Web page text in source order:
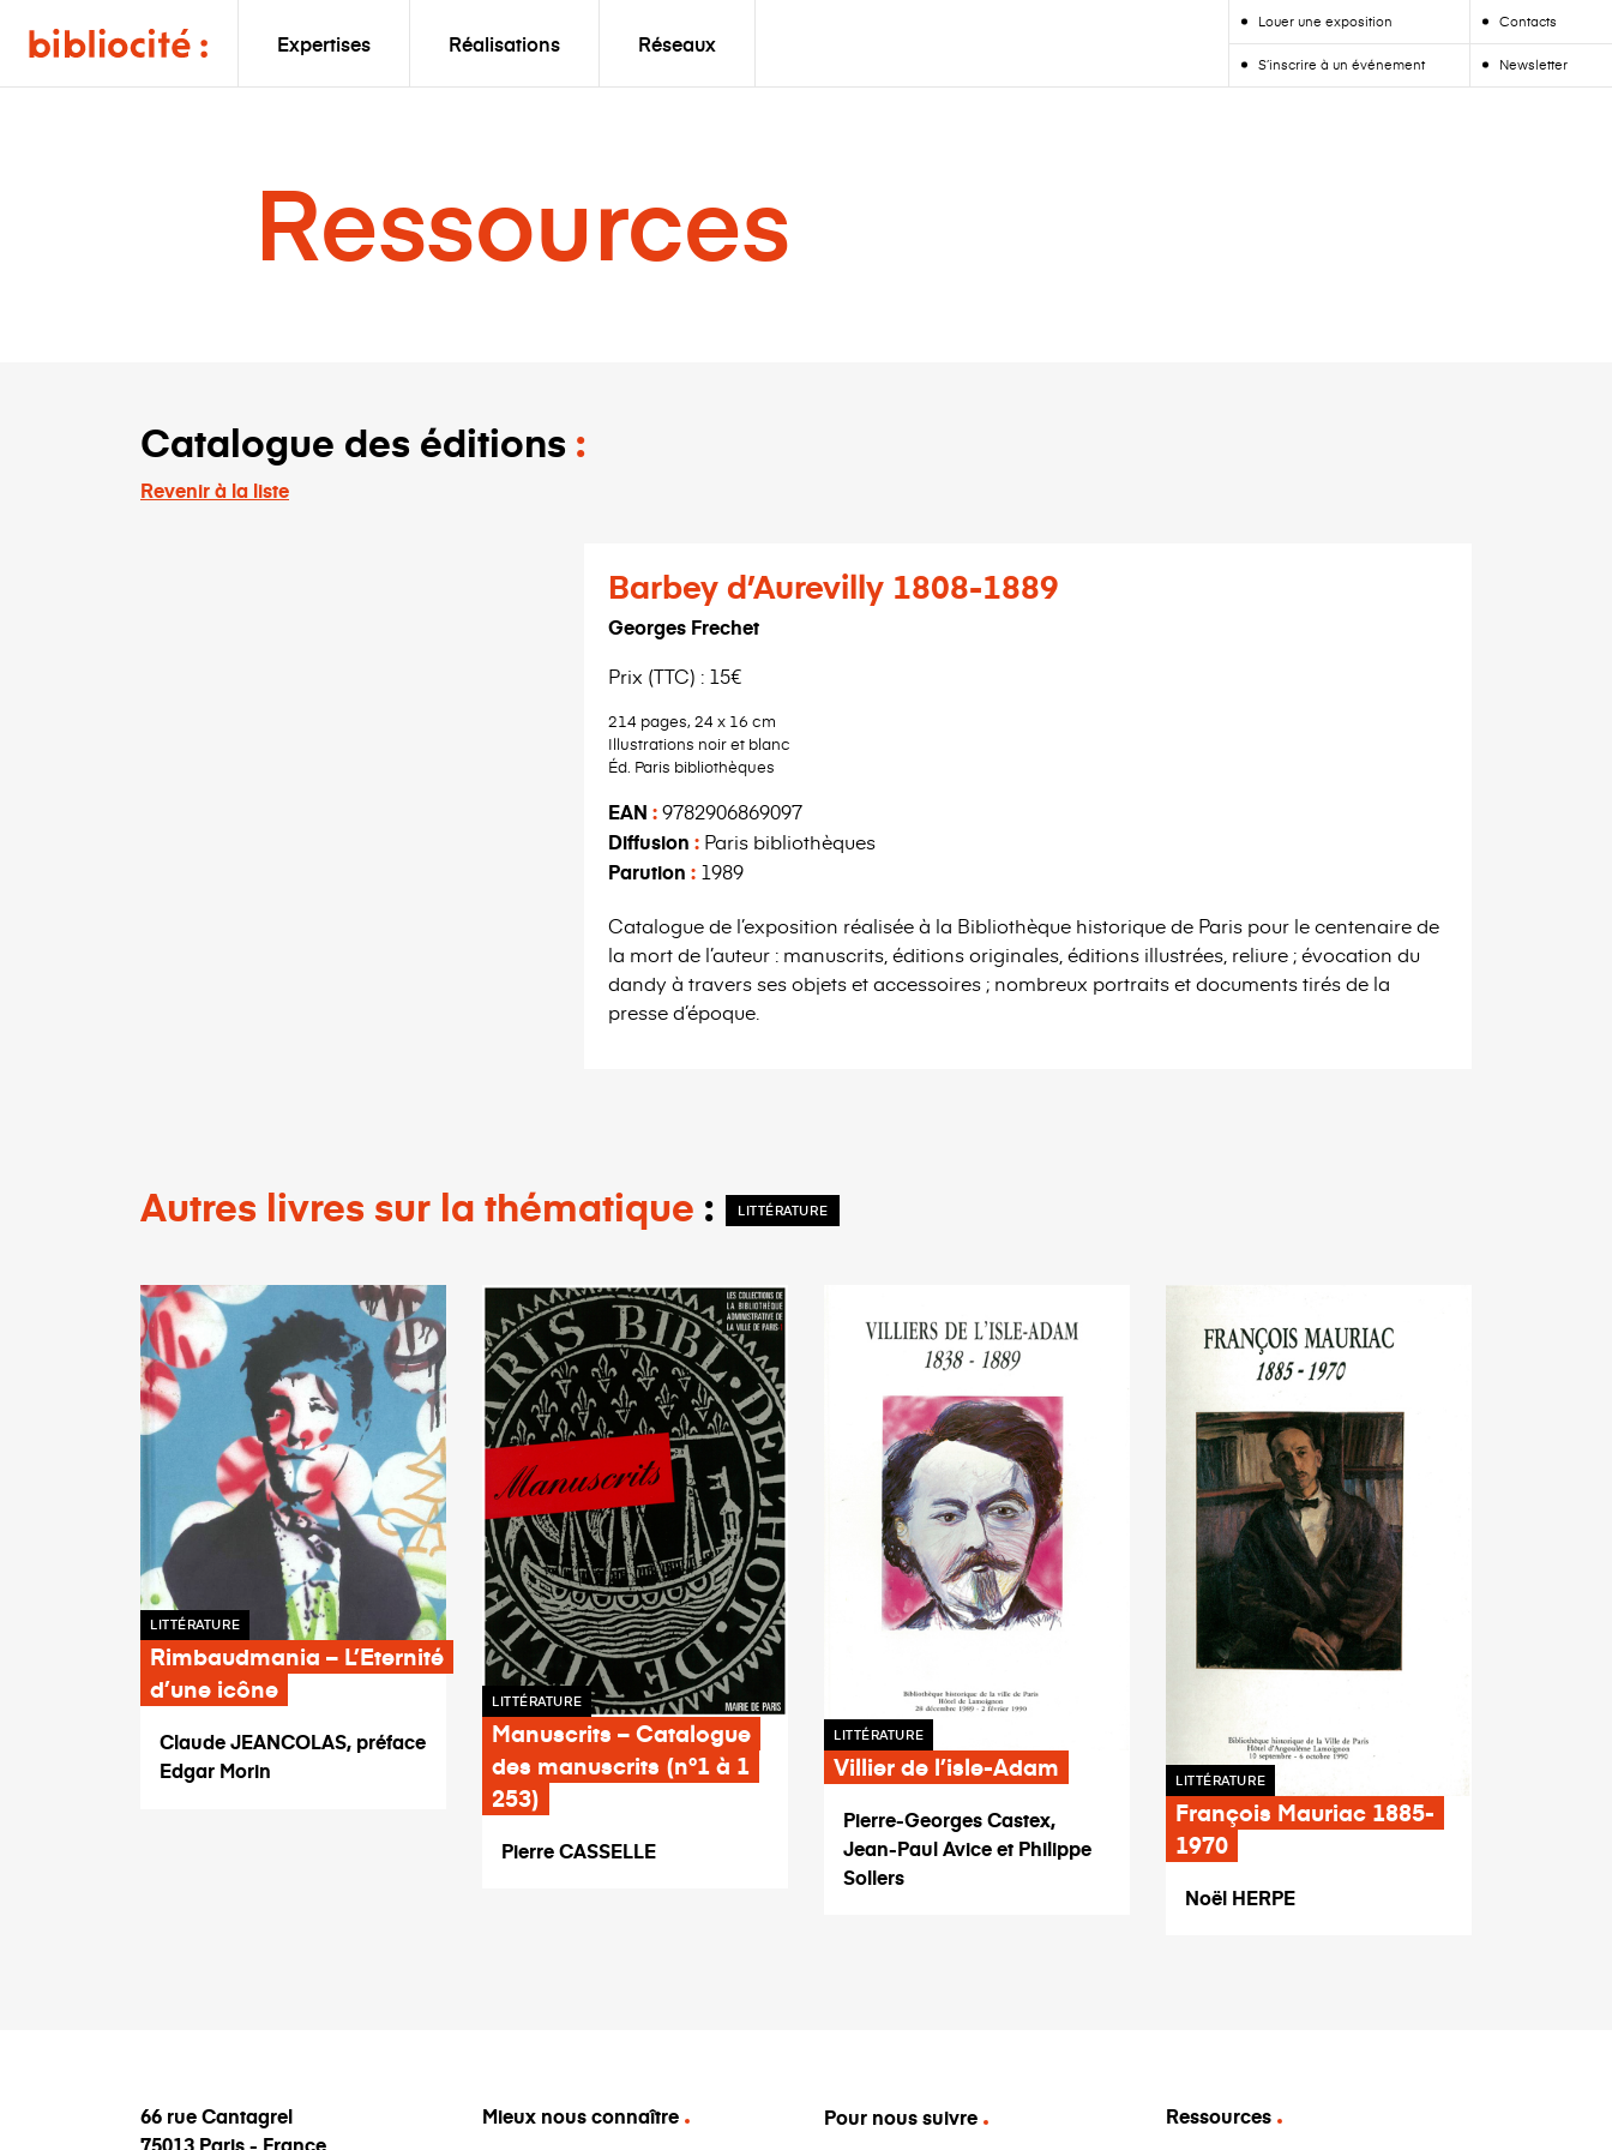
Expertises Réalisations Réseaux
Louer une exposition
S’inscrire à un événement
Contacts
Newsletter
Ressources
Catalogue des éditions
Revenir à la liste
Barbey d’Aurevilly 1808-1889
Georges Frechet
Prix (TTC) : 15€
214 pages, 24 x 16 cm
Illustrations noir et blanc
Éd. Paris bibliothèques
EAN :9782906869097
Diffusion : Paris bibliothèques
Parution : 1989
Catalogue de l’exposition réalisée à la Bibliothèque historique de Paris pour le centenaire de
la mort de l’auteur : manuscrits, éditions originales, éditions illustrées, reliure ; évocation du
dandy à travers ses objets et accessoires ; nombreux portraits et documents tirés de la
presse d’époque.
Autres livres sur la thématique LITTÉRATURE
LITTÉRATURE
Rimbaudmania – L’Eternité
d’une icône
Claude JEANCOLAS, préface
Edgar Morin
LITTÉRATURE
Manuscrits – Catalogue
des manuscrits (n°1 à 1
253)
Pierre CASSELLE
LITTÉRATURE
Villier de l’isle-Adam
Pierre-Georges Castex,
Jean-Paul Avice et Philippe
Sollers
LITTÉRATURE
François Mauriac 1885-
1970
Noël HERPE
66 rue Cantagrel
Mieux nous connaître Pour nous suivre Ressources